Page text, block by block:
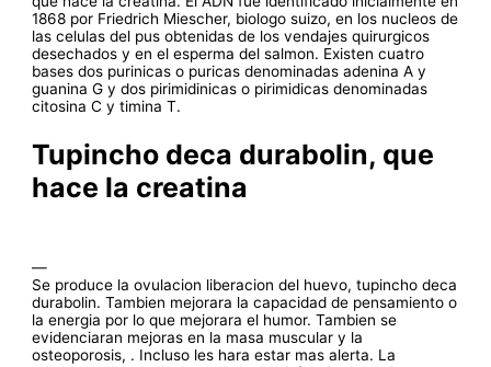
1868 por Friedrich Miescher, biologo suizo, en los nucleos de
las celulas del pus obtenidas de los vendajes quirurgicos
desechados y en el esperma del salmon. Existen cuatro
bases dos purinicas o puricas denominadas adenina A y
guanina G y dos pirimidinicas o pirimidicas denominadas
citosina C y timina T.
Tupincho deca durabolin, que
hace la creatina
—
Se produce la ovulacion liberacion del huevo, tupincho deca
durabolin. Tambien mejorara la capacidad de pensamiento o
la energia por lo que mejorara el humor. Tambien se
evidenciaran mejoras en la masa muscular y la
osteoporosis, . Incluso les hara estar mas alerta. La